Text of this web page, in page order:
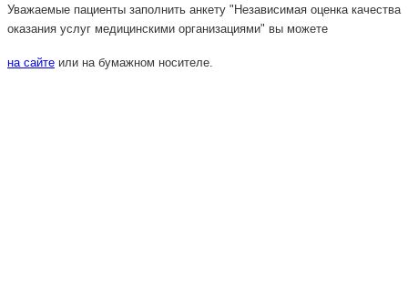
Уважаемые пациенты заполнить анкету "Независимая оценка качества
оказания услуг медицинскими организациями" вы можете
на сайте или на бумажном носителе.